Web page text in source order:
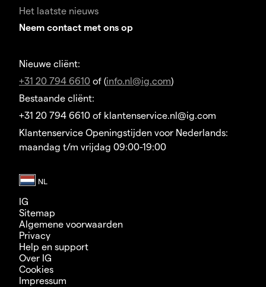
Het laatste nieuws
Neem contact met ons op
Nieuwe cliënt:
+31 20 794 6610 of (info.nl@ig.com)
Bestaande cliënt:
+31 20 794 6610 of klantenservice.nl@ig.com
Klantenservice Openingstijden voor Nederlands:
maandag t/m vrijdag 09:00-19:00
IG
Sitemap
Algemene voorwaarden
Privacy
Help en support
Over IG
Cookies
Impressum